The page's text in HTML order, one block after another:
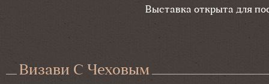
Выставка открыта для
Визави С Чеховым